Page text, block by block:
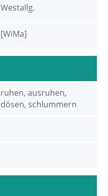
Westallg.
[WiMa]
ruhen, ausruhen,
dösen, schlummern